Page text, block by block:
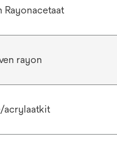
Rayonacetaat
rayon
acrylaatkit